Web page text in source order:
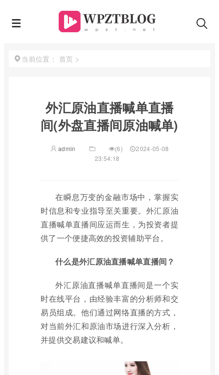
当前位置： 首页 >
外汇原油直播喊单直播
间(外盘直播间原油喊单)
admin (6)
2024-05-08
23:54:18
在瞬息万变的金融市场中，掌握实
时信息和专业指导至关重要。外汇原油
直播喊单直播间应运而生，为投资者提
供了一个便捷高效的投资辅助平台。
什么是外汇原油直播喊单直播间？
外汇原油直播喊单直播间是一个实
时在线平台，由经验丰富的分析师和交
易员组成。他们通过网络直播的方式，
对当前外汇和原油市场进行深入分析，
并提供交易建议和喊单。